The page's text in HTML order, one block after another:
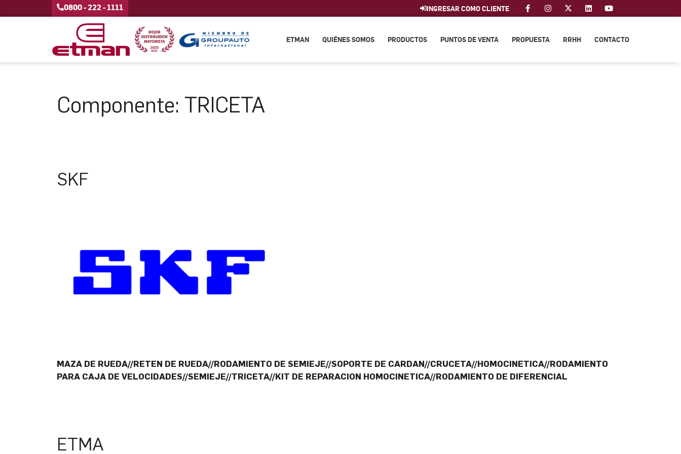
0800 - 222 - 1111 INGRESAR COMO CLIENTE
ETMAN QUIÉNES SOMOS PRODUCTOS PUNTOS DE VENTA PROPUESTA RRHH CONTACTO
Componente: TRICETA
SKF
MAZA DE RUEDA//RETEN DE RUEDA//RODAMIENTO DE SEMIEJE//SOPORTE DE CARDAN//CRUCETA//HOMOCINETICA//RODAMIENTO
PARA CAJA DE VELOCIDADES//SEMIEJE//TRICETA//KIT DE REPARACION HOMOCINETICA//RODAMIENTO DE DIFERENCIAL
ETMA